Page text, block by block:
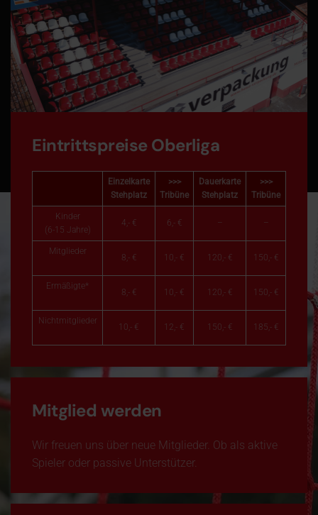
Eintrittspreise Oberliga
Einzelkarte
Stehplatz
>>>
Tribüne
Dauerkarte
Stehplatz
>>>
Tribüne
Kinder
(6-15 Jahre)
4,- € 6,- € – –
Mitglieder
8,- € 10,- € 120,- € 150,- €
Ermäßigte*
8,- € 10,- € 120,- € 150,- €
Nichtmitglieder
10,- € 12,- € 150,- € 185,- €
Mitglied werden
Wir freuen uns über neue Mitglieder. Ob als aktive
Spieler oder passive Unterstützer.